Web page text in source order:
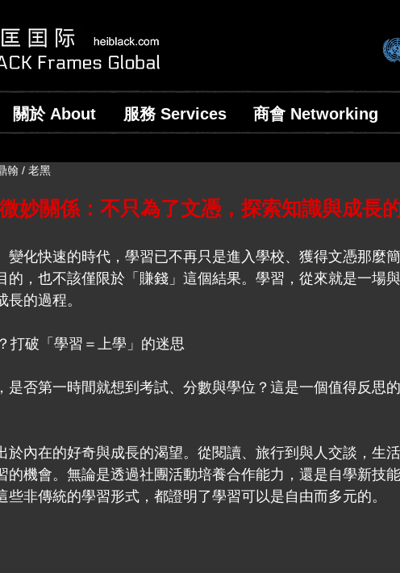
關於 About 服務 Services 商會 Networking
妙關係：不只為了文憑，探索知識與成長
翰 / 老黑
變化快速的時代，學習已不再只是進入學校、獲得文憑那麼簡
的，也不該僅限於「賺錢」這個結果。學習，從來就是一場
長的過程。
打破「學習＝上學」的迷思
是否第一時間就想到考試、分數與學位？這是一個值得反思
於內在的好奇與成長的渴望。從閱讀、旅行到與人交談，生
的機會。無論是透過社團活動培養合作能力，還是自學新技
些非傳統的學習形式，都證明了學習可以是自由而多元的。